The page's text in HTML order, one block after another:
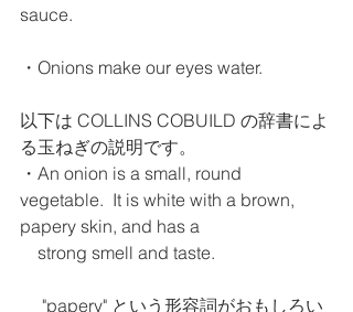
sauce.
・Onions make our eyes water.
以下は COLLINS COBUILD の辞書によ
る玉ねぎの説明です。
・An onion is a small, round
vegetable.  It is white with a brown,
papery skin, and has a
    strong smell and taste.